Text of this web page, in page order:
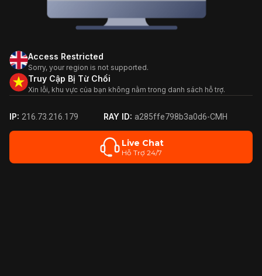
Access Restricted
Sorry, your region is not supported.
Truy Cập Bị Từ Chối
Xin lỗi, khu vực của bạn không nằm trong danh sách hỗ trợ.
IP: 216.73.216.179 RAY ID: a285ffe798b3a0d6-CMH
Live Chat
Hỗ Trợ 24/7